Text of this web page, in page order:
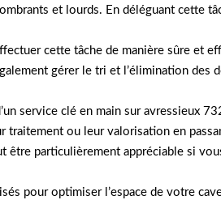
et lourds. En déléguant cette
cette tâche de manière sûre et
gérer le tri et l’élimination des
service clé en main sur avressieux
traitement ou leur valorisation en
être particulièrement appréciable si
pour optimiser l’espace de votre